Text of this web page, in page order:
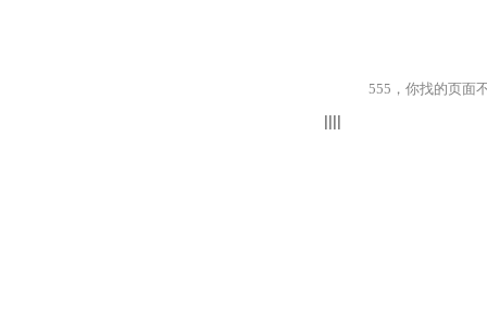
555，你找的页面